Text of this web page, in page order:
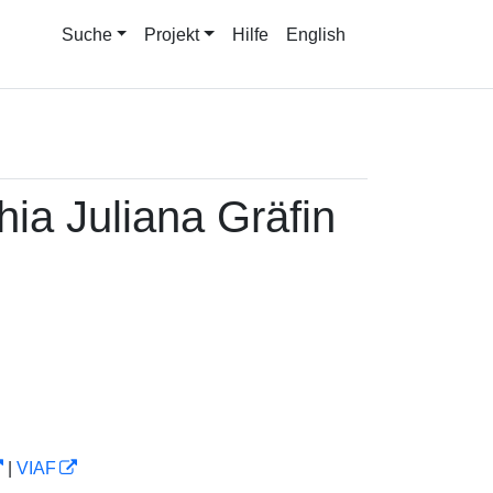
Suche Projekt Hilfe English
Juliana Gräfin
VIAF